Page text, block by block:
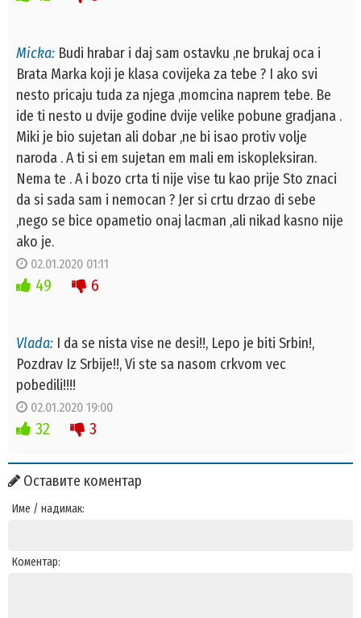
Micka: Budi hrabar i daj sam ostavku ,ne brukaj oca i
Brata Marka koji je klasa covijeka za tebe ? I ako svi
nesto pricaju tuda za njega ,momcina naprem tebe. Be
ide ti nesto u dvije godine dvije velike pobune gradjana .
Miki je bio sujetan ali dobar ,ne bi isao protiv volje
naroda . A ti si em sujetan em mali em iskopleksiran.
Nema te . A i bozo crta ti nije vise tu kao prije Sto znaci
da si sada sam i nemocan ? Jer si crtu drzao di sebe
,nego se bice opametio onaj lacman ,ali nikad kasno nije
ako je.
02.01.2020 01:11
49 6
Vlada: I da se nista vise ne desi!!, Lepo je biti Srbin!,
Pozdrav Iz Srbije!!, Vi ste sa nasom crkvom vec
pobedili!!!!
02.01.2020 19:00
32 3
Оставите коментар
Име / надимак:
Коментар: